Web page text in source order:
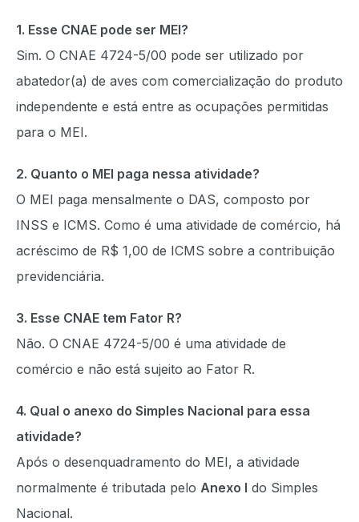
1. Esse CNAE pode ser MEI?
Sim. O CNAE 4724-5/00 pode ser utilizado por
abatedor(a) de aves com comercialização do produto
independente e está entre as ocupações permitidas
para o MEI.
2. Quanto o MEI paga nessa atividade?
O MEI paga mensalmente o DAS, composto por
INSS e ICMS. Como é uma atividade de comércio, há
acréscimo de R$ 1,00 de ICMS sobre a contribuição
previdenciária.
3. Esse CNAE tem Fator R?
Não. O CNAE 4724-5/00 é uma atividade de
comércio e não está sujeito ao Fator R.
4. Qual o anexo do Simples Nacional para essa
atividade?
Após o desenquadramento do MEI, a atividade
normalmente é tributada pelo Anexo I do Simples
Nacional.